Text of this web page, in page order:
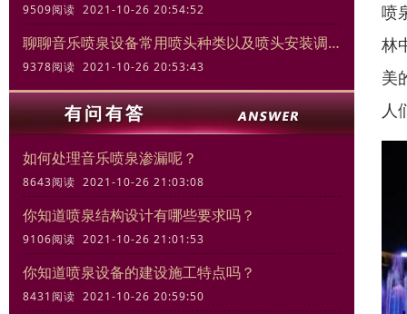
9509阅读 2021-10-26 20:54:52
聊聊音乐喷泉设备常用喷头种类以及喷头安装调试规范
9378阅读 2021-10-26 20:53:43
如何处理音乐喷泉渗漏呢？
8643阅读 2021-10-26 21:03:08
你知道喷泉结构设计有哪些要求吗？
9106阅读 2021-10-26 21:01:53
你知道喷泉设备的建设施工特点吗？
8431阅读 2021-10-26 20:59:50
喷
林
美
人